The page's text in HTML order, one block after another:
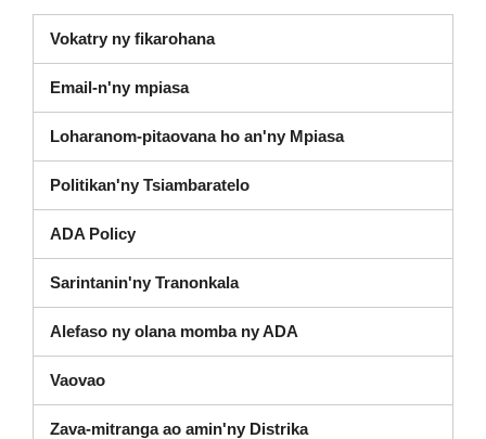
Vokatry ny fikarohana
Email-n'ny mpiasa
Loharanom-pitaovana ho an'ny Mpiasa
Politikan'ny Tsiambaratelo
ADA Policy
Sarintanin'ny Tranonkala
Alefaso ny olana momba ny ADA
Vaovao
Zava-mitranga ao amin'ny Distrika